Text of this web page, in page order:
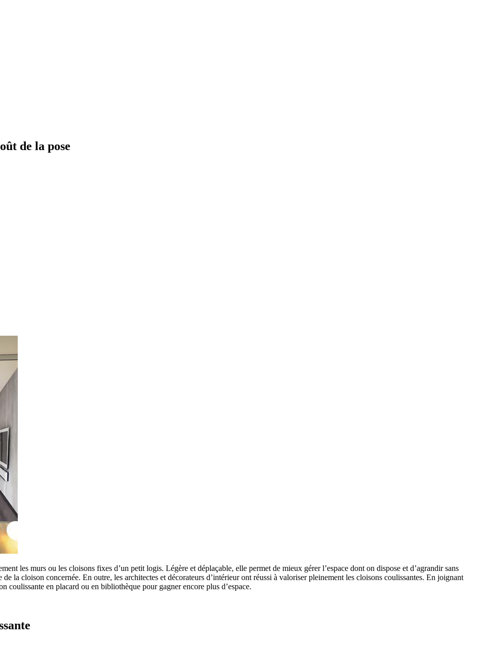
de la pose
les murs ou les cloisons fixes d’un petit logis. Légère et déplaçable, elle permet de mieux gérer l’espace dont on dispose et d’agrandir sans
la cloison concernée. En outre, les architectes et décorateurs d’intérieur ont réussi à valoriser pleinement les cloisons coulissantes. En joignant
coulissante en placard ou en bibliothèque pour gagner encore plus d’espace.